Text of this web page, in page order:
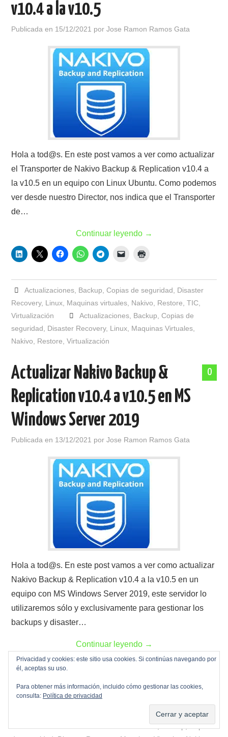
v10.4 a la v10.5
Publicada en 15/12/2021 porJose Ramon Ramos Gata
Hola a tod@s. En este post vamos a ver como actualizar
el Transporter de Nakivo Backup & Replication v10.4 a
la v10.5 en un equipo con Linux Ubuntu. Como podemos
ver desde nuestro Director, nos indica que el Transporter
de…
Continuar leyendo →
Actualizaciones, Backup Copias de seguridad
Disaster
Recovery, Linux Maquinas virtuales Nakivo Restore ,TIC
Virtualización
Actualizaciones, Backup Copias de
seguridad
Disaster Recovery, Linux Maquinas Virtuales
Nakivo
Restore ,Virtualización
0
Actualizar Nakivo Backup &
Replication v10.4 a v10.5 en MS
Windows Server 2019
Publicada en 13/12/2021 porJose Ramon Ramos Gata
Hola a tod@s. En este post vamos a ver como actualizar
Nakivo Backup & Replication v10.4 a la v10.5 en un
equipo con MS Windows Server 2019, este servidor lo
utilizaremos sólo y exclusivamente para gestionar los
backups y disaster…
Continuar leyendo →
Actualizaciones,Backup,
Restore,Virtualización,
Actualizaciones,Backup,Copias
Privacidad y cookies: este sitio usa cookies. Si continúas navegando por
él, aceptas su uso.
Para obtener más información, incluido cómo gestionar las cookies,
consulta: Política de privacidad